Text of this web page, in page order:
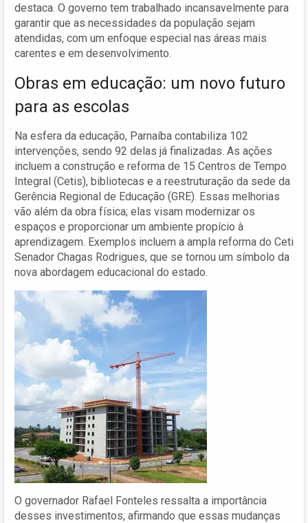
destaca. O governo tem trabalhado incansavelmente para
garantir que as necessidades da população sejam
atendidas, com um enfoque especial nas áreas mais
carentes e em desenvolvimento.
Obras em educação: um novo futuro
para as escolas
Na esfera da educação, Parnaíba contabiliza 102
intervenções, sendo 92 delas já finalizadas. As ações
incluem a construção e reforma de 15 Centros de Tempo
Integral (Cetis), bibliotecas e a reestruturação da sede da
Gerência Regional de Educação (GRE). Essas melhorias
vão além da obra física; elas visam modernizar os
espaços e proporcionar um ambiente propício à
aprendizagem. Exemplos incluem a ampla reforma do Ceti
Senador Chagas Rodrigues, que se tornou um símbolo da
nova abordagem educacional do estado.
O governador Rafael Fonteles ressalta a importância
desses investimentos, afirmando que essas mudanças